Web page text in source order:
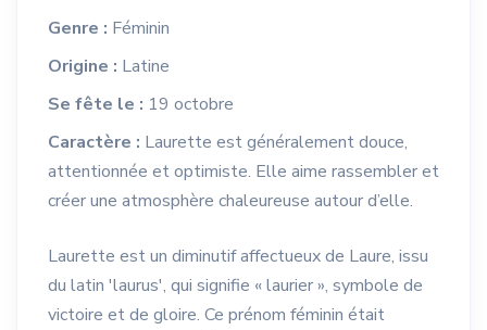
Genre : Féminin
Origine : Latine
Se fête le : 19 octobre
Caractère : Laurette est généralement douce,
attentionnée et optimiste. Elle aime rassembler et
créer une atmosphère chaleureuse autour d’elle.
Laurette est un diminutif affectueux de Laure, issu
du latin 'laurus', qui signifie « laurier », symbole de
victoire et de gloire. Ce prénom féminin était